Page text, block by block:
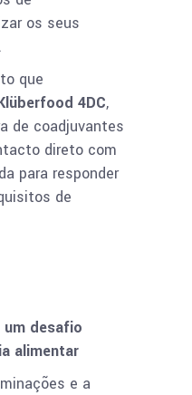
os seus
que
4DC,
de coadjuvantes
direto com
para responder
de
um desafio
alimentar
e a